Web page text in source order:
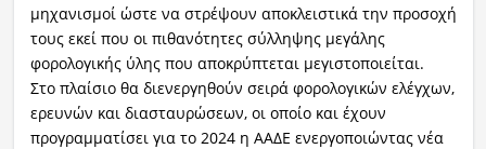
μηχανισμοί ώστε να στρέψουν αποκλειστικά την προσοχή
τους εκεί που οι πιθανότητες σύλληψης μεγάλης
φορολογικής ύλης που αποκρύπτεται μεγιστοποιείται.
Στο πλαίσιο θα διενεργηθούν σειρά φορολογικών ελέγχων,
ερευνών και διασταυρώσεων, οι οποίο και έχουν
προγραμματίσει για το 2024 η ΑΑΔΕ ενεργοποιώντας νέα